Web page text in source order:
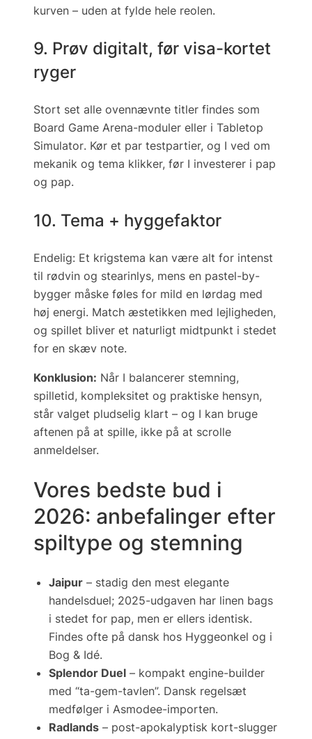
kurven – uden at fylde hele reolen.
9. Prøv digitalt, før visa-kortet
ryger
Stort set alle ovennævnte titler findes som
Board Game Arena-moduler eller i Tabletop
Simulator. Kør et par test­partier, og I ved om
mekanik og tema klikker, før I investerer i pap
og pap.
10. Tema + hyggefaktor
Endelig: Et krigstema kan være alt for intenst
til rødvin og stearinlys, mens en pastel-by-
bygger måske føles for mild en lørdag med
høj energi. Match æstetikken med lejligheden,
og spillet bliver et naturligt midtpunkt i stedet
for en skæv note.
Konklusion: Når I balancerer stemning,
spilletid, kompleksitet og praktiske hensyn,
står valget pludselig klart – og I kan bruge
aftenen på at spille, ikke på at scrolle
anmeldelser.
Vores bedste bud i
2026: anbefalinger efter
spiltype og stemning
Jaipur – stadig den mest elegante
handelsduel; 2025-udgaven har linen bags
i stedet for pap, men er ellers identisk.
Findes ofte på dansk hos Hyggeonkel og i
Bog & Idé.
Splendor Duel – kompakt engine-builder
med “ta-gem-tavlen”. Dansk regelsæt
medfølger i Asmodee-importen.
Radlands – post-apokalyptisk kort-slugger